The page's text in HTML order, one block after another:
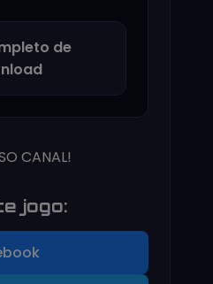
de
CANAL!
jogo: